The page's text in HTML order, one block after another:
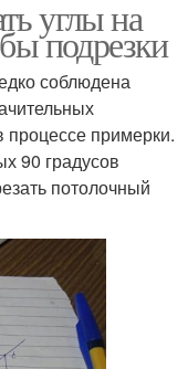
при помощи
угол
с помощью
углы на
подрезки
соблюдена
процессе примерки.
90 градусов
потолочный